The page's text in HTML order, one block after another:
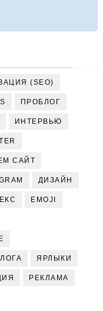
(SEO)
ПРОБЛОГ
ИНТЕРВЬЮ
САЙТ
ДИЗАЙН
EMOJI
ЯРЛЫКИ
РЕКЛАМА